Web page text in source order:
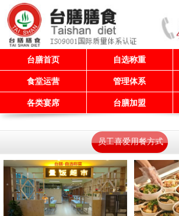
台膳首页 自选称重
食堂运营 管理体系
各类宴席 台膳加盟
员工喜爱用餐方式